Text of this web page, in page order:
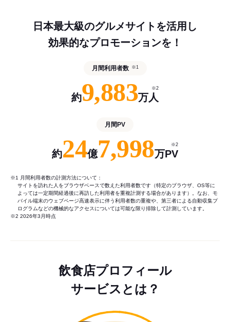
日本最大級のグルメサイトを活用し
効果的なプロモーションを！
月間利用者数 ※1
約9,883万人
※2
月間PV
約24億7,998万PV
※2
※1 月間利用者数の計測方法について：
サイトを訪れた人をブラウザベースで数えた利用者数です（特定のブラウザ、OS等に
よっては一定期間経過後に再訪した利用者を重複計測する場合があります）。なお、モ
バイル端末のウェブページ高速表示に伴う利用者数の重複や、第三者による自動収集プ
ログラムなどの機械的なアクセスについては可能な限り排除して計測しています。
※2 2026年3月時点
飲食店プロフィール
サービスとは？